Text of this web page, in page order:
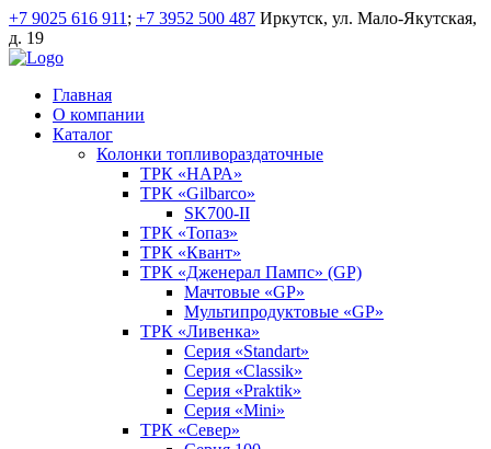
+7 9025 616 911 ; +7 3952 500 487 Иркутск, ул. Мало-Якутская,
д. 19
Главная
О компании
Каталог
Колонки топливораздаточные
ТРК «НАРА»
ТРК «Gilbarco»
SK700-II
ТРК «Топаз»
ТРК «Квант»
ТРК «Дженерал Пампс» (GP)
Мачтовые «GP»
Мультипродуктовые «GP»
ТРК «Ливенка»
Серия «Standart»
Серия «Classik»
Серия «Praktik»
Серия «Mini»
ТРК «Север»